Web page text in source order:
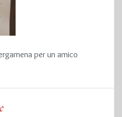
per un amico